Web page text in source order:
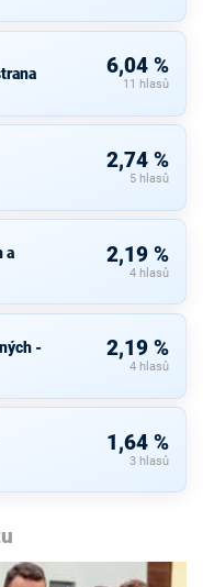
6,04 %
11 hlasů
2,74 %
5 hlasů
a
2,19 %
4 hlasů
-
2,19 %
4 hlasů
1,64 %
3 hlasů